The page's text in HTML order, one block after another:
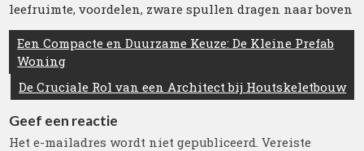
leefruimte,voordelen, zware spullen dragen naar boven
Berichtnavigatie
Een Compacte en Duurzame Keuze: De Kleine Prefab
Woning
De Cruciale Rol van een Architect bij Houtskeletbouw
Geef een reactie
Het e-mailadres wordt niet gepubliceerd. Vereiste